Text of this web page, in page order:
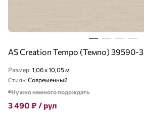
AS Creation Tempo (Темпо) 39590-3
Размер: 1,06 x 10,05 м
Стиль: Современный
Нужно немного подождать
3 490 ₽ / рул